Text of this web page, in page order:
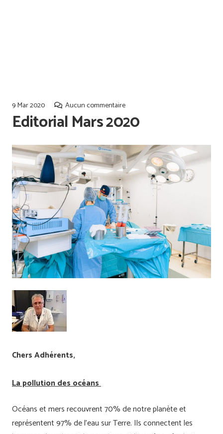
9 Mar 2020 Aucun commentaire
Editorial Mars 2020
Chers Adhérents,
La pollution des océans
Océans et mers recouvrent 70% de notre planète et
représentent 97% de l’eau sur Terre. Ils connectent les